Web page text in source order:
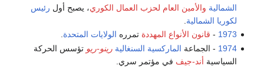
الشمالية والأمين العام لحزب العمال الكوري، يصبح أول رئيس
لكوريا الشمالية
1973
- قانون الأنواع المهددة تمرره الولايات المتحدة
1974 - الجماعة الماركسية السنغالية رينو-ريو تؤسس الحركة
السياسية أند-جيف في مؤتمر سري.